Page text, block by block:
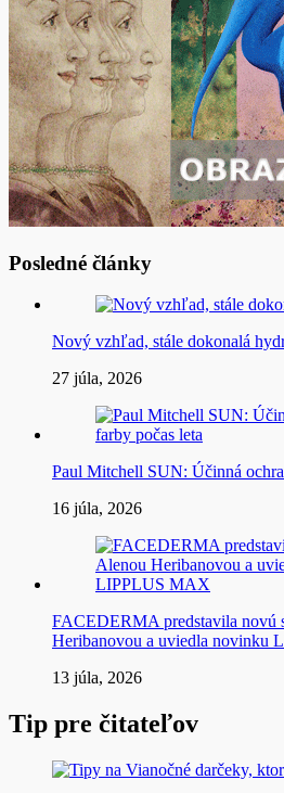
Posledné články
Nový vzhľad, stále dokonalá
27 júla, 2026
Paul Mitchell SUN: Účinná
16 júla, 2026
FACEDERMA predstavila novú
Heribanovou a uviedla novinku
13 júla, 2026
Tip pre čitateľov